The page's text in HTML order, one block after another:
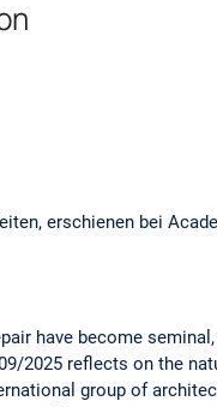
erschienen bei
have become
2025 reflects on the
group of